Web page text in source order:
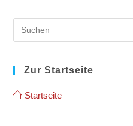
Zur Startseite
Startseite